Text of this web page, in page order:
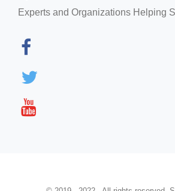
Experts and Organizations Helping